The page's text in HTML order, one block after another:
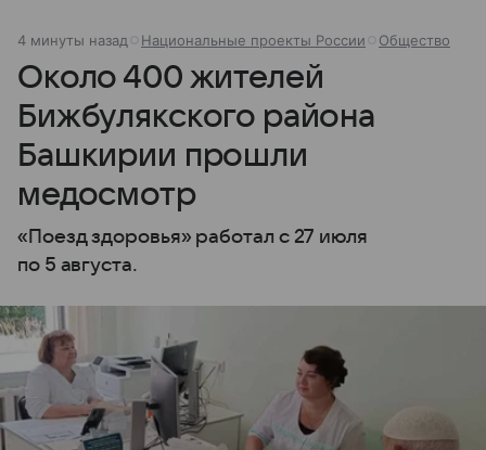
4 минуты назад Национальные проекты России Общество
Около 400 жителей
Бижбулякского района
Башкирии прошли
медосмотр
«Поезд здоровья» работал с 27 июля
по 5 августа.